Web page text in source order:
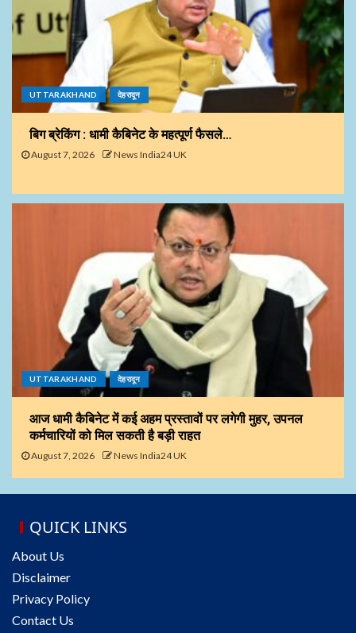
UTTARAKHAND देहरादून
बिग ब्रेकिंग : धामी कैबिनेट के महत्पूर्ण फैसले…
August 7, 2026 News India24 UK
UTTARAKHAND देहरादून
आज धामी कैबिनेट में कई अहम प्रस्तावों पर लगेगी मुहर, उपनल
कर्मचारियों को मिल सकती है बड़ी राहत
August 7, 2026 News India24 UK
QUICK LINKS
About Us
Disclaimer
Privacy Policy
Contact Us